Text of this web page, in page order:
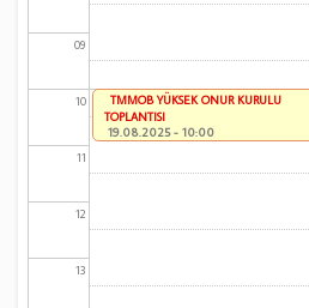
09
10
11
12
13
TMMOB YÜKSEK ONUR KURULU
TOPLANTISI
19.08.2025 - 10:00